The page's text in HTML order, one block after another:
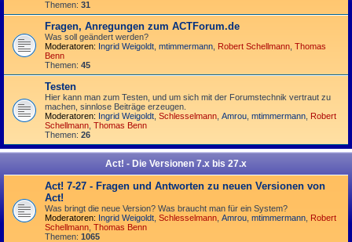
Themen: 31
Fragen, Anregungen zum ACTForum.de
Was soll geändert werden?
Moderatoren: Ingrid Weigoldt mtimmermann Robert Schellmann Thomas
Benn
Themen: 45
Testen
Hier kann man zum Testen, und um sich mit der Forumstechnik vertraut zu
machen, sinnlose Beiträge erzeugen.
Moderatoren: Ingrid Weigoldt Schlesselmann Amrou mtimmermann Robert
Schellmann Thomas Benn
Themen: 26
Act! - Die Versionen 7.x bis 27.x
Act! 7-27 - Fragen und Antworten zu neuen Versionen von
Act!
Was bringt die neue Version? Was braucht man für ein System?
Moderatoren: Ingrid Weigoldt Schlesselmann Amrou mtimmermann Robert
Schellmann Thomas Benn
Themen: 1065